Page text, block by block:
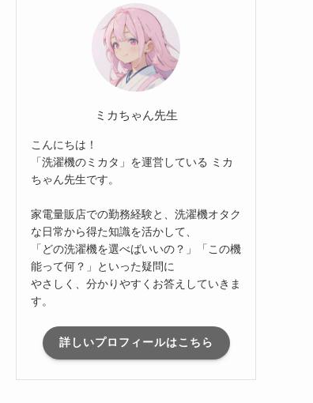
ミカちゃん先生
こんにちは！
「洗濯機のミカタ」を運営している ミカ
ちゃん先生です。
家電量販店での勤務経験と、洗濯機オタク
な日常から得た知識を活かして、
「どの洗濯機を選べばいいの？」「この機
能って何？」といった疑問に
やさしく、分かりやすくお答えしていきま
す。
詳しいプロフィールはこちら